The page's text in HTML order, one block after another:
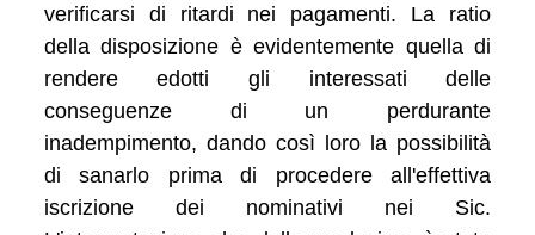
verificarsi di ritardi nei pagamenti. La ratio
della disposizione è evidentemente quella di
rendere edotti gli interessati delle
conseguenze di un perdurante
inadempimento, dando così loro la possibilità
di sanarlo prima di procedere all'effettiva
iscrizione dei nominativi nei Sic.